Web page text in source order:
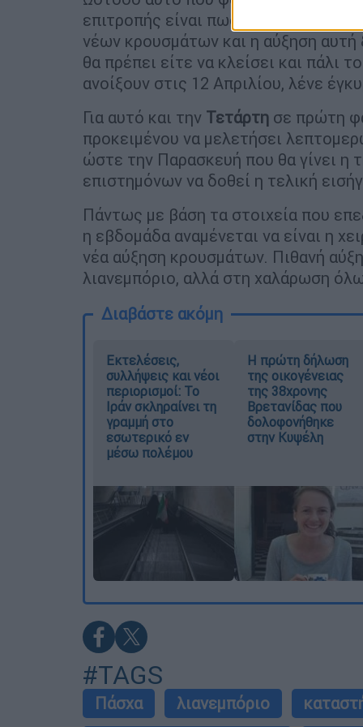
επιτροπής είναι πως αν τις
νέων κρουσμάτων και η αύξηση αυτή
θα πρέπει είτε να κλείσει και πάλι
ανοίξουν στις 12 Απριλίου, λένε
Για αυτό και την Τετάρτη σε πρώτη
προκειμένου να μελετήσει
ώστε την Παρασκευή που θα γίνει η
επιστημόνων να δοθεί η τελική
Πάντως με βάση τα στοιχεία που
η εβδομάδα αναμένεται να είναι η
νέα αύξηση κρουσμάτων. Πιθανή
λιανεμπόριο, αλλά στη χαλάρωση
Διαβάστε ακόμη
Εκτελέσεις,
συλλήψεις και νέοι
περιορισμοί: Το
Ιράν σκληραίνει τη
γραμμή στο
εσωτερικό εν
μέσω πολέμου
Η πρώτη δήλωση
της οικογένειας
της 38χρονης
Βρετανίδας που
δολοφονήθηκε
στην Κυψέλη
#TAGS
Πάσχα λιανεμπόριο